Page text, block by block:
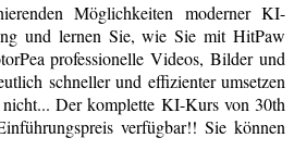
Möglichkeiten moderner KI-
und lernen Sie, wie Sie mit HitPaw
professionelle Videos, Bilder und
schneller und effizienter umsetzen
Der komplette KI-Kurs von 30th
verfügbar!! Sie können